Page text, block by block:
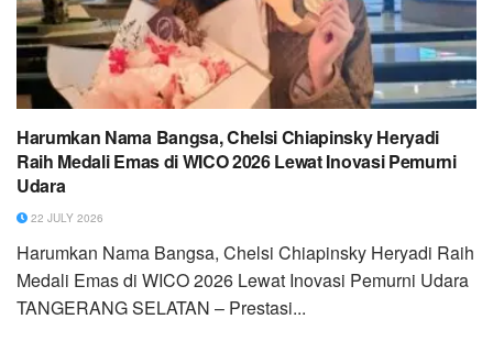
Harumkan Nama Bangsa, Chelsi Chiapinsky Heryadi
Raih Medali Emas di WICO 2026 Lewat Inovasi Pemurni
Udara
22 JULY 2026
Harumkan Nama Bangsa, Chelsi Chiapinsky Heryadi Raih
Medali Emas di WICO 2026 Lewat Inovasi Pemurni Udara
TANGERANG SELATAN – Prestasi...